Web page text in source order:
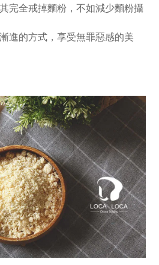
完全戒掉麵粉，不如減少麵粉攝
進的方式，享受無罪惡感的美